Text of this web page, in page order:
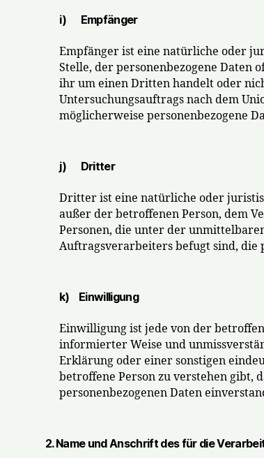
i) Empfänger
Empfänger ist eine natürliche oder
Stelle, der personenbezogene Daten
ihr um einen Dritten handelt oder
Untersuchungsauftrags nach dem
möglicherweise personenbezogene
j) Dritter
Dritter ist eine natürliche oder
außer der betroffenen Person, dem
Personen, die unter der
Auftragsverarbeiters befugt sind, die
k) Einwilligung
Einwilligung ist jede von der
informierter Weise und
Erklärung oder einer sonstigen
betroffene Person zu verstehen gibt,
personenbezogenen Daten
2. Name und Anschrift des für die